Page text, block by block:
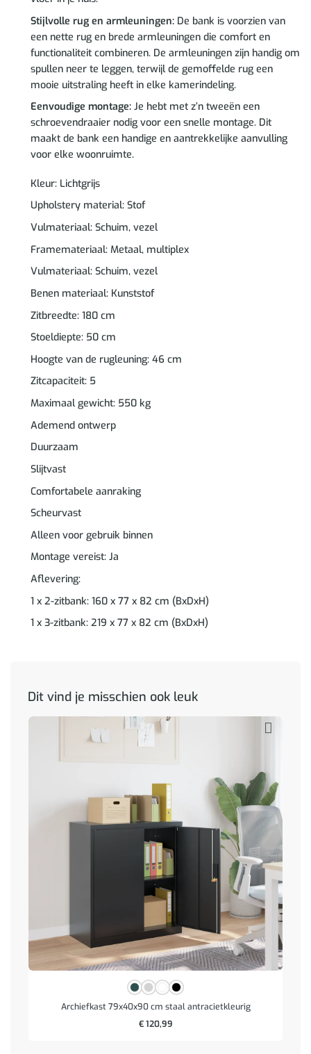
Stijlvolle rug en armleuningen:De bank is voorzien van
een nette rug en brede armleuningen die comfort en
functionaliteit combineren. De armleuningen zijn handig om
spullen neer te leggen, terwijl de gemoffelde rug een
mooie uitstraling heeft in elke kamerindeling.
Eenvoudige montage:Je hebt met z’n tweeën een
schroevendraaier nodig voor een snelle montage. Dit
maakt de bank een handige en aantrekkelijke aanvulling
voor elke woonruimte.
Kleur: Lichtgrijs
Upholstery material: Stof
Vulmateriaal: Schuim, vezel
Framemateriaal: Metaal, multiplex
Vulmateriaal: Schuim, vezel
Benen materiaal: Kunststof
Zitbreedte: 180 cm
Stoeldiepte: 50 cm
Hoogte van de rugleuning: 46 cm
Zitcapaciteit: 5
Maximaal gewicht: 550 kg
Ademend ontwerp
Duurzaam
Slijtvast
Comfortabele aanraking
Scheurvast
Alleen voor gebruik binnen
Montage vereist: Ja
Aflevering:
1 x 2-zitbank: 160 x 77 x 82 cm (BxDxH)
1 x 3-zitbank: 219 x 77 x 82 cm (BxDxH)
Dit vind je misschien ook leuk
Archiefkast 79x40x90 cm staal antracietkleurig
€120,99